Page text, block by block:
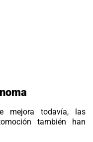
mejora todavía, las
también han